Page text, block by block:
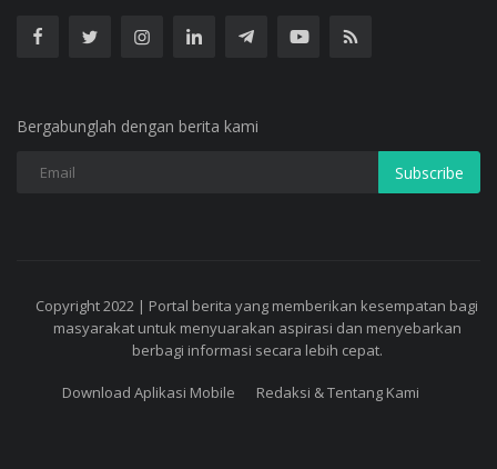
Bergabunglah dengan berita kami
Subscribe
Copyright 2022 | Portal berita yang memberikan kesempatan bagi
masyarakat untuk menyuarakan aspirasi dan menyebarkan
berbagi informasi secara lebih cepat.
Download Aplikasi Mobile Redaksi & Tentang Kami